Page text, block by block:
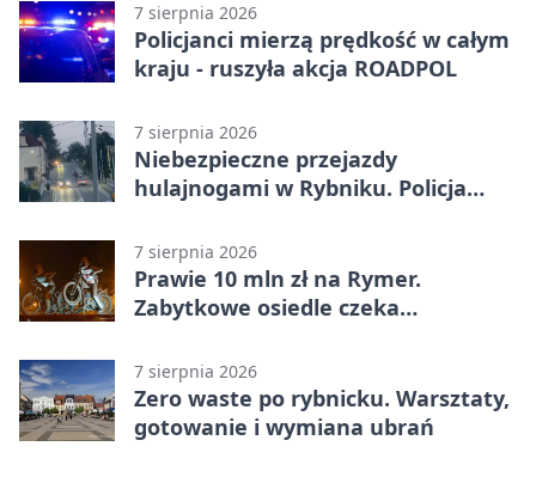
7 sierpnia 2026
Policjanci mierzą prędkość w całym
kraju - ruszyła akcja ROADPOL
7 sierpnia 2026
Niebezpieczne przejazdy
hulajnogami w Rybniku. Policja
7 sierpnia 2026
Prawie 10 mln zł na Rymer.
Zabytkowe osiedle czeka
7 sierpnia 2026
Zero waste po rybnicku. Warsztaty,
gotowanie i wymiana ubrań